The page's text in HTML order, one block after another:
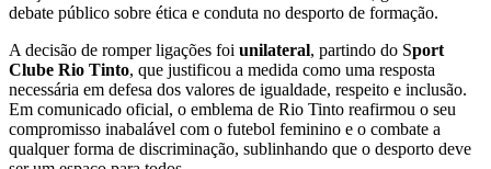
debate público sobre ética e conduta no desporto de formação.
A decisão de romper ligações foi unilateral, partindo do Sport
Clube Rio Tinto, que justificou a medida como uma resposta
necessária em defesa dos valores de igualdade, respeito e inclusão.
Em comunicado oficial, o emblema de Rio Tinto reafirmou o seu
compromisso inabalável com o futebol feminino e o combate a
qualquer forma de discriminação, sublinhando que o desporto deve